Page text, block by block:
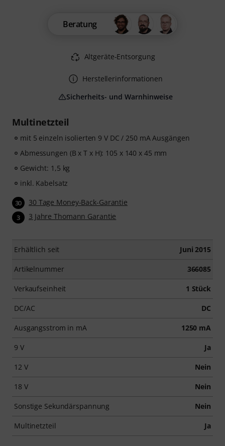
Multinetzteil
mit 5 einzeln isolierten 9 V DC / 250 mA Ausgängen
Abmessungen (B x T x H): 105 x 140 x 45 mm
Gewicht: 1,5 kg
inkl. Kabelsatz
30 30 Tage Money-Back-Garantie
3 3 Jahre Thomann Garantie
Erhältlich seit Juni 2015
Artikelnummer 366085
Verkaufseinheit 1 Stück
DC/AC DC
Ausgangsstrom in mA 1250 mA
9 V Ja
12 V Nein
18 V Nein
Sonstige Sekundärspannung Nein
Multinetzteil Ja
Beratung
Altgeräte-Entsorgung
Herstellerinformationen
Sicherheits- und Warnhinweise